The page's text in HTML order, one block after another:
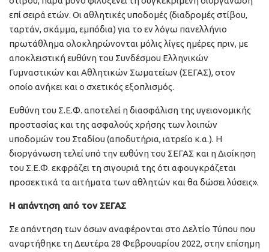
επί σειρά ετών. Οι αθλητικές υποδομές (διαδρομές στίβου,
ταρτάν, σκάμμα, εμπόδια) για το εν λόγω πανελλήνιο
πρωτάθλημα ολοκληρώνονται μόλις λίγες ημέρες πριν, με
αποκλειστική ευθύνη του Συνδέσμου Ελληνικών
Γυμναστικών και Αθλητικών Σωματείων (ΣΕΓΑΣ), στον
οποίο ανήκει και ο σχετικός εξοπλισμός.
Ευθύνη του Σ.Ε.Φ. αποτελεί η διασφάλιση της υγειονομικής
προστασίας και της ασφαλούς χρήσης των λοιπών
υποδομών του Σταδίου (αποδυτήρια, ιατρείο κ.α.). Η
διοργάνωση τελεί υπό την ευθύνη του ΣΕΓΑΣ και η Διοίκηση
του Σ.Ε.Φ. εκφράζει τη σιγουριά της ότι αφουγκράζεται
προσεκτικά τα αιτήματα των αθλητών και θα δώσει λύσεις».
Η απάντηση από τον ΣΕΓΑΣ
Σε απάντηση των όσων αναφέρονται στο Δελτίο Τύπου που
αναρτήθηκε τη Δευτέρα 28 Φεβρουαρίου 2022, στην επίσημη